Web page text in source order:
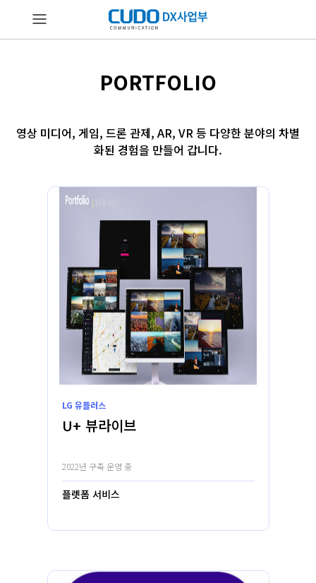
PORTFOLIO
영상 미디어, 게임, 드론 관제, AR, VR 등 다양한 분야의 차별
화된 경험을 만들어 갑니다.
LG 유플러스
U+ 뷰라이브
2022년 구축 운영 중
플렛폼 서비스